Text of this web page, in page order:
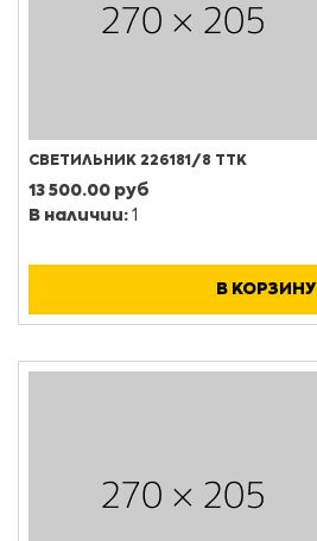
СВЕТИЛЬНИК 226181/8 ТТК
13 500.00 руб
В наличии: 1
В КОРЗИНУ